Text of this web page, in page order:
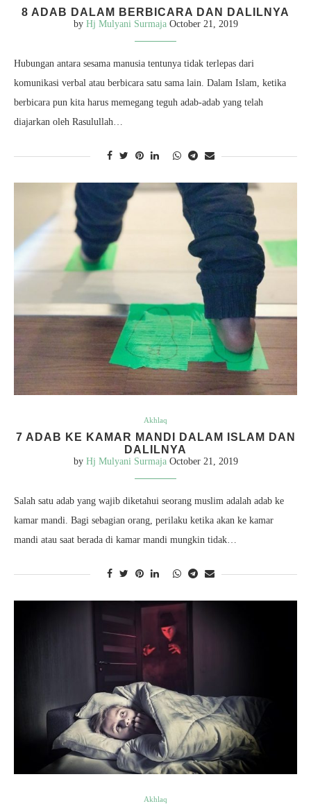
8 ADAB DALAM BERBICARA DAN DALILNYA
by Hj Mulyani Surmaja October 21, 2019
Hubungan antara sesama manusia tentunya tidak terlepas dari
komunikasi verbal atau berbicara satu sama lain. Dalam Islam, ketika
berbicara pun kita harus memegang teguh adab-adab yang telah
diajarkan oleh Rasulullah…
Akhlaq
7 ADAB KE KAMAR MANDI DALAM ISLAM DAN
DALILNYA
by Hj Mulyani Surmaja October 21, 2019
Salah satu adab yang wajib diketahui seorang muslim adalah adab ke
kamar mandi. Bagi sebagian orang, perilaku ketika akan ke kamar
mandi atau saat berada di kamar mandi mungkin tidak…
Akhlaq